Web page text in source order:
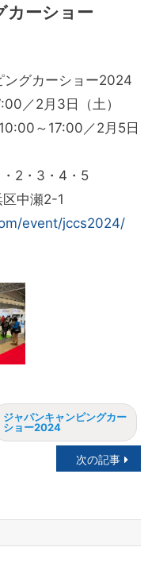
カーショー
ングカーショー2024
／2月3日（土）
～17:00／2月5日
2・3・4・5
中瀬2-1
event/jccs2024/
ジャパンキャンピングカー
ショー2024
次の記事